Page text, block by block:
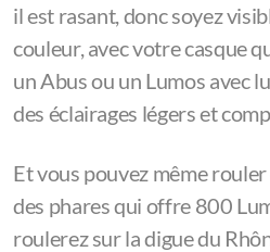
il est rasant, donc soyez
couleur, avec votre casque
un Abus ou un Lumos avec
des éclairages légers et
Et vous pouvez même
des phares qui offre 800
roulerez sur la digue du